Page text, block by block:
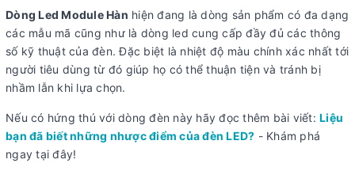
Dòng Led Module Hàn hiện đang là dòng sản phẩm có đa dạng
các mẫu mã cũng như là dòng led cung cấp đầy đủ các thông
số kỹ thuật của đèn. Đặc biệt là nhiệt độ màu chính xác nhất tới
người tiêu dùng từ đó giúp họ có thể thuận tiện và tránh bị
nhầm lẫn khi lựa chọn.
Nếu có hứng thú với dòng đèn này hãy đọc thêm bài viết: Liệu
bạn đã biết những nhược điểm của đèn LED? - Khám phá
ngay tại đây!